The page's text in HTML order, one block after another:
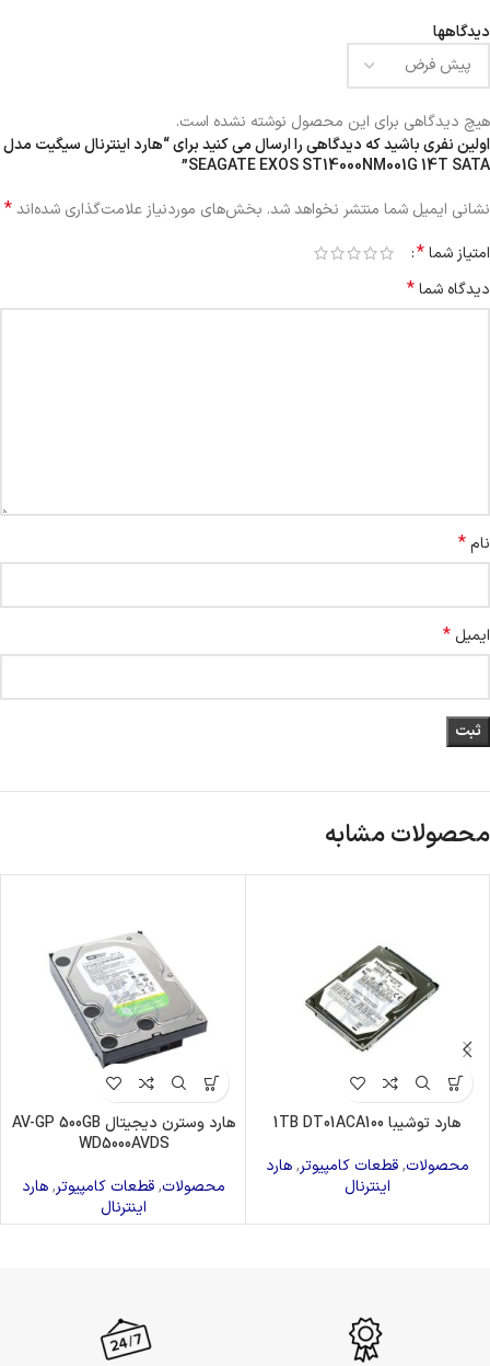
دیدگاهها
هیچ دیدگاهی برای این محصول نوشته نشده است.
اولین نفری باشید که دیدگاهی را ارسال می کنید برای “هارد اینترنال سیگیت مدل
SEAGATE EXOS ST14000NM001G 14T SATA”
نشانی ایمیل شما منتشر نخواهد شد. بخش‌های موردنیاز علامت‌گذاری شده‌اند*
امتیاز شما*
دیدگاه شما*
نام*
ایمیل *
محصولات مشابه
هارد توشیبا 1TB DT01ACA100
محصولات,قطعات کامپیوتر,هارد
اینترنال
هارد وسترن دیجیتال AV-GP 500GB
WD5000AVDS
محصولات,قطعات کامپیوتر,هارد
اینترنال